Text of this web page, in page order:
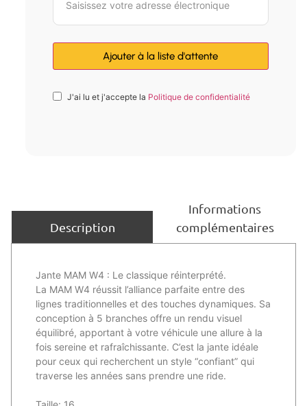
J'ai lu et j'accepte la Politique de confidentialité
Description
Informations
complémentaires
Jante MAM W4 : Le classique réinterprété.
La MAM W4 réussit l’alliance parfaite entre des
lignes traditionnelles et des touches dynamiques. Sa
conception à 5 branches offre un rendu visuel
équilibré, apportant à votre véhicule une allure à la
fois sereine et rafraîchissante. C’est la jante idéale
pour ceux qui recherchent un style “confiant” qui
traverse les années sans prendre une ride.